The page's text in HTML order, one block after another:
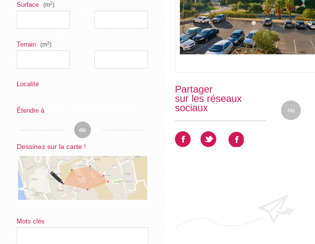
Surface (m2)
Terrain (m2)
Localité
Étendre à
Dessinez sur la carte !
Mots clés
Partager
sur les réseaux
sociaux
ou